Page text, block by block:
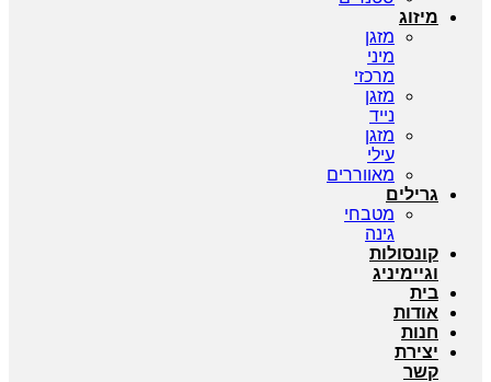
מיזוג
מזגן
מיני
מרכזי
מזגן
נייד
מזגן
עילי
מאווררים
גרילים
מטבחי
גינה
קונסולות
וגיימיניג
בית
אודות
חנות
יצירת
קשר